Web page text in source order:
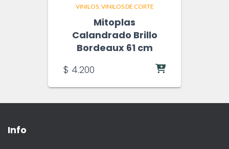
VINILOS VINILOS DE CORTE
Mitoplas
Calandrado Brillo
Bordeaux 61 cm
$ 4.200
Info